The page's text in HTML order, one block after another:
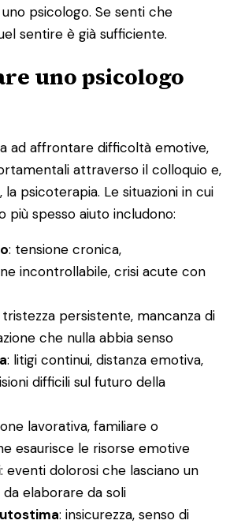
psicologo. Se senti che
sentire è già sufficiente.
uno psicologo
ad affrontare difficoltà emotive,
attraverso il colloquio e,
la psicoterapia. Le situazioni in cui
più spesso aiuto includono:
: tensione cronica,
incontrollabile, crisi acute con
tristezza persistente, mancanza di
che nulla abbia senso
: litigi continui, distanza emotiva,
difficili sul futuro della
lavorativa, familiare o
esaurisce le risorse emotive
: eventi dolorosi che lasciano un
elaborare da soli
: insicurezza, senso di